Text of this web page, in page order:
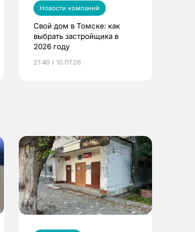
Новости компаний
Свой дом в Томске: как
выбрать застройщика в
2026 году
21:40 / 10.07.26